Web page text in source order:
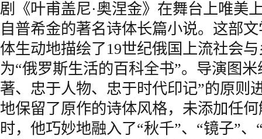
剧《叶甫盖尼·奥涅金》在舞台上唯美
自普希金的著名诗体长篇小说。这部
体生动地描绘了19世纪俄国上流社会
为“俄罗斯生活的百科全书”。导演图
著、忠于人物、忠于时代印记”的原则
地保留了原作的诗体风格，未添加任
时，他巧妙地融入了“秋千”、“镜子”